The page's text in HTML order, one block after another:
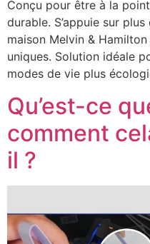
Conçu pour être à la
durable. S’appuie sur
maison Melvin &
uniques. Solution idéale
modes de vie plus
Qu’est-ce
comment
il ?